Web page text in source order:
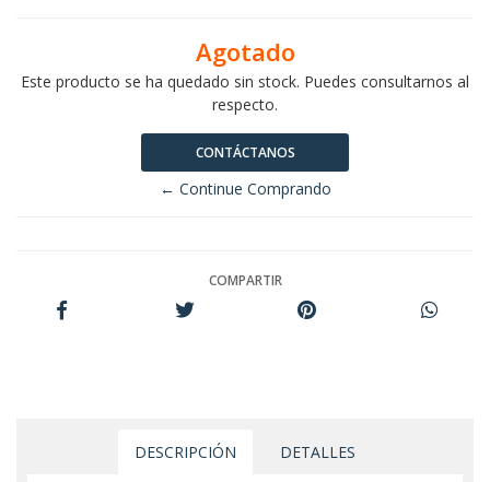
Agotado
Este producto se ha quedado sin stock. Puedes consultarnos al
respecto.
CONTÁCTANOS
← Continue Comprando
COMPARTIR
DESCRIPCIÓN DETALLES